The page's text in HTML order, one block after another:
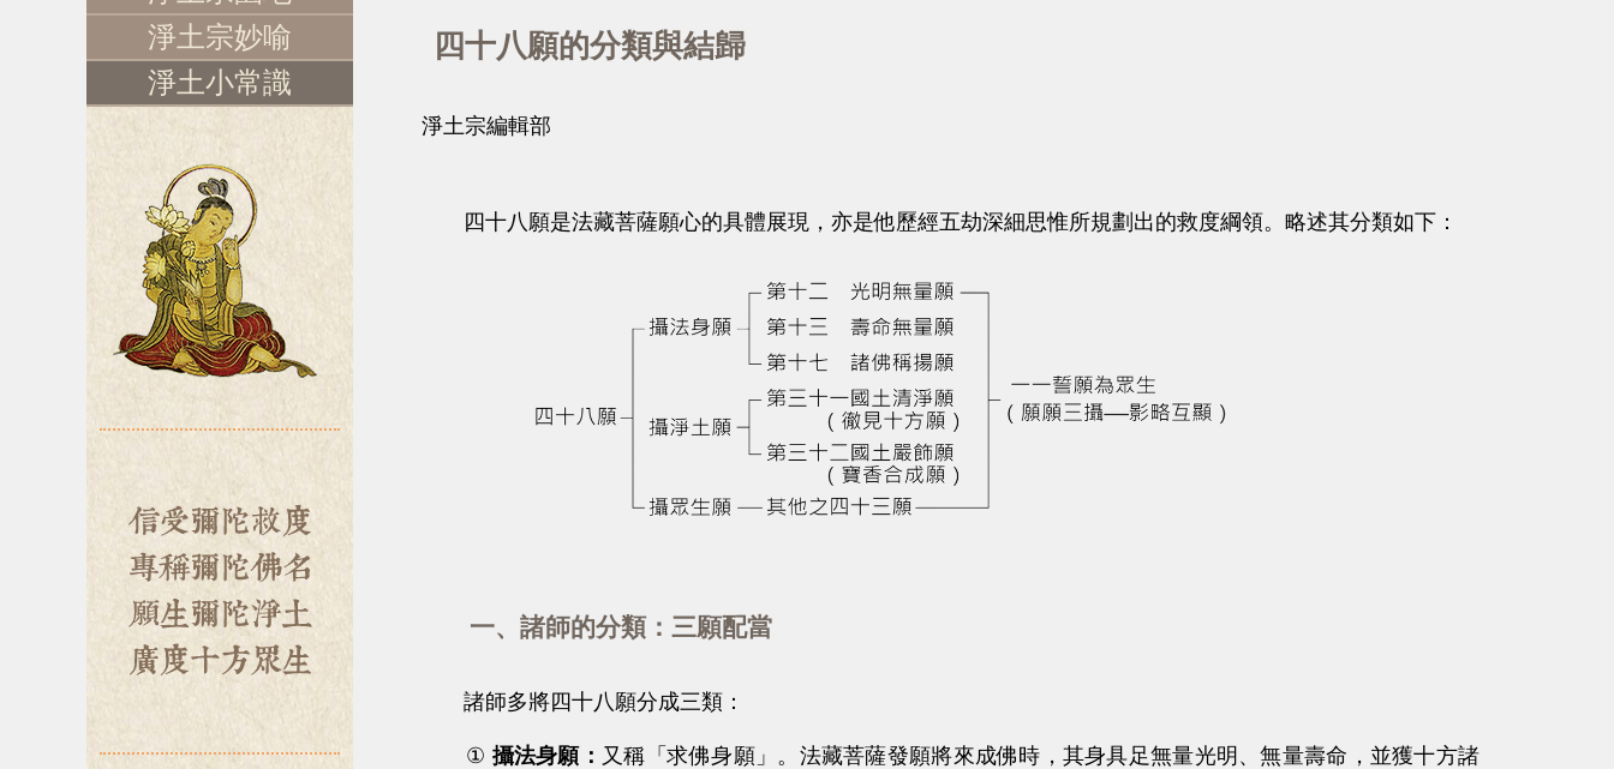
淨土宗妙喻
淨土小常識
四十八願的分類與結歸
淨土宗編輯部
四十八願是法藏菩薩願心的具體展現，亦是他歷經五劫深細思惟所規劃出的救度綱領。略述其分類如下：
一、諸師的分類：三願配當
諸師多將四十八願分成三類：
① 攝法身願： 又稱「求佛身願」。法藏菩薩發願將來成佛時，其身具足無量光明、無量壽命，並獲十方諸